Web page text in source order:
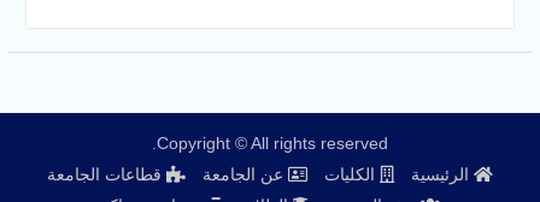
Copyright © All rights reserved.
الرئيسية
الكليات عن الجامعة
قطاعات الجامعة